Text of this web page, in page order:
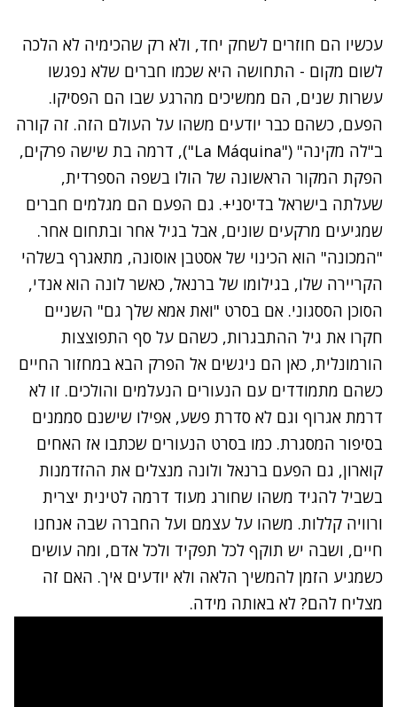
עכשיו הם חוזרים לשחק יחד, ולא רק שהכימיה לא הלכה
לשום מקום - התחושה היא שכמו חברים שלא נפגשו
עשרות שנים, הם ממשיכים מהרגע שבו הם הפסיקו.
הפעם, כשהם כבר יודעים משהו על העולם הזה. זה קורה
ב"לה מקינה" ("La Máquina"), דרמה בת שישה פרקים,
הפקת המקור הראשונה של הולו בשפה הספרדית,
שעלתה בישראל בדיסני+. גם הפעם הם מגלמים חברים
שמגיעים מרקעים שונים, אבל בגיל אחר ובתחום אחר.
"המכונה" הוא הכינוי של אסטבן אוסונה, מתאגרף בשלהי
הקריירה שלו, בגילומו של ברנאל, כאשר לונה הוא אנדי,
הסוכן הססגוני. אם בסרט "ואת אמא שלך גם" השניים
חקרו את גיל ההתבגרות, כשהם על סף התפוצצות
הורמונלית, כאן הם ניגשים אל הפרק הבא במחזור החיים
כשהם מתמודדים עם הנעורים הנעלמים והולכים. זו לא
דרמת אגרוף וגם לא סדרת פשע, אפילו שישנם סממנים
בסיפור המסגרת. כמו בסרט הנעורים שכתבו אז האחים
קוארון, גם הפעם ברנאל ולונה מנצלים את ההזדמנות
בשביל להגיד משהו שחורג מעוד דרמה לטינית יצרית
ורוויה קללות. משהו על עצמם ועל החברה שבה אנחנו
חיים, ושבה יש תוקף לכל תפקיד ולכל אדם, ומה עושים
כשמגיע הזמן להמשיך הלאה ולא יודעים איך. האם זה
מצליח להם? לא באותה מידה.